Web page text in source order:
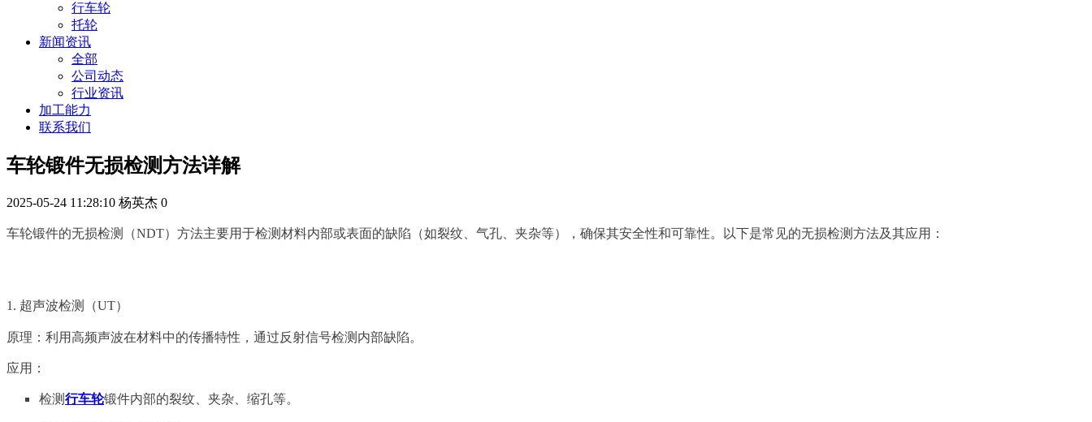
行车轮
托轮
新闻资讯
全部
公司动态
行业资讯
加工能力
联系我们
车轮锻件无损检测方法详解
2025-05-24 11:28:10 杨英杰 0
车轮锻件的无损检测（NDT）方法主要用于检测材料内部或表面的缺陷（如裂纹、气孔、夹杂等），确保其安全性和可靠性。以下是常见的无损检测方法及其应用：
1. 超声波检测（UT）
原理：利用高频声波在材料中的传播特性，通过反射信号检测内部缺陷。
应用：
检测行车轮锻件内部的裂纹、夹杂、缩孔等。